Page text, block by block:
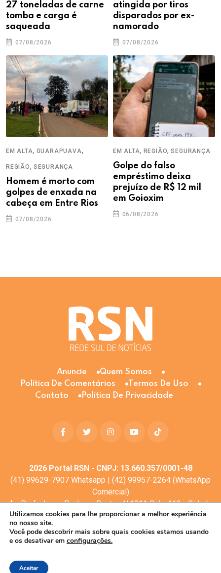
27 toneladas de carne
tomba e carga é
saqueada
07/08/2026
atingida por tiros
disparados por ex-
namorado
07/08/2026
EM ALTA, GUARAPUAVA,
REGIÃO, SEGURANÇA
Homem é morto com
golpes de enxada na
cabeça em Entre Rios
07/08/2026
EM ALTA, REGIÃO,SEGURANÇA
Golpe do falso
empréstimo deixa
prejuízo de R$ 12 mil
em Goioxim
06/08/2026
Anuncie
Quem Somos
Política De Comentários
Termos De Uso
Contato
Política De Privacidade
2026Portal RSN - CNPJ: 13.660.357/0001-48
(41) 99629-7907 Whatsapp | (42) 99957-2264 (WhatsApp
Comercial)
Av. Profa. Laura Pacheco Bastos N:1011 Sala: 112 - Cidade
dos Lagos, Guarapuava - PR, 85053-525
© Todos os direitos reservados
Utilizamos cookies para lhe proporcionar a melhor experiência
no nosso site.
Você pode descobrir mais sobre quais cookies estamos usando
e os desativar em configurações.
Aceitar